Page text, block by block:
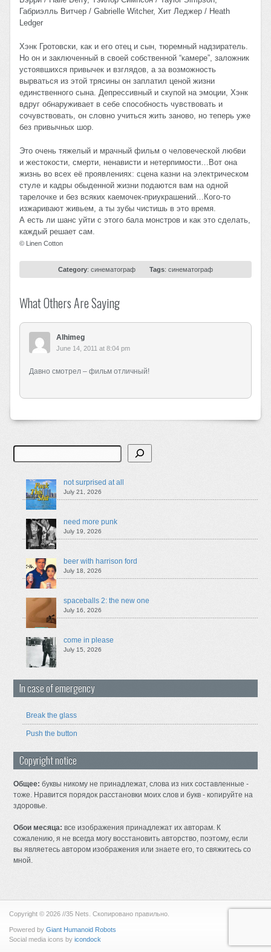
Габриэлль Витчер / Gabrielle Witcher, Хит Леджер / Heath
Ledger
Хэнк Гротовски, как и его отец и сын, тюремный надзиратель.
Но он и заключенный в своей собственной “камере”, заложник
устоявшихся привычек и взглядов, а за возможность
вырваться из этой трясины он заплатил ценой жизни
единственного сына. Депрессивный и скупой на эмоции, Хэнк
вдруг обнаруживает в себе способность чувствовать и
сочувствовать, он словно учиться жить заново, но теперь уже
без привычных шор.
Это очень тяжелый и мрачный фильм о человеческой любви
и жестокости, смерти, ненависти и нетерпимости…Вот она
жизнь во всех её проявлениях: сцена казни на электрическом
стуле и кадры обыденной жизни подаются вам на одной
тарелочке и без всяких каемочек-приукрашений…Кого-то
изжаривают живьем, а ты зубы чистишь в это время.
А есть ли шанс уйти с этого бала монстров и как это сделать,
каждый решает сам.
© Linen Cotton
Category: синематограф Tags: синематограф
What Others Are Saying
Alhimeg
June 14, 2011 at 8:04 pm
Давно смотрел – фильм отличный!
Search
not surprised at all
July 21, 2026
need more punk
July 19, 2026
beer with harrison ford
July 18, 2026
spaceballs 2: the new one
July 16, 2026
come in please
July 15, 2026
In case of emergency
Break the glass
Push the button
Copyright notice
Общее: буквы никому не принадлежат, слова из них составленные -
тоже. Нравится порядок расстановки моих слов и букв - копируйте на
здоровье.
Обои месяца: все изображения принадлежат их авторам. К
сожалению, я не всегда могу восстановить авторство, поэтому, если
вы являетесь автором изображения или знаете его, то свяжитесь со
мной.
Copyright © 2026 //35 Nets. Скопировано правильно.
Powered by Giant Humanoid Robots
Social media icons by icondock